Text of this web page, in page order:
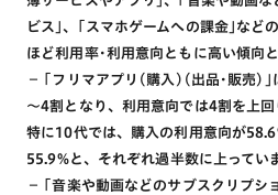
ビス｣、｢スマホゲームへの課金｣など
ほど利用率･利用意向ともに高い傾向
－ ｢フリマアプリ(購入)(出品･販売)｣
～4割となり、利用意向では4割を上回
特に10代では、購入の利用意向が
55.9%と、それぞれ過半数に上ってい
－ ｢音楽や動画などのサブスクリプ